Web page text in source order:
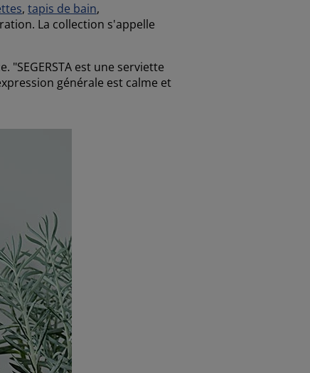
, tapis de bain,
La collection s'appelle
est une serviette
générale est calme et